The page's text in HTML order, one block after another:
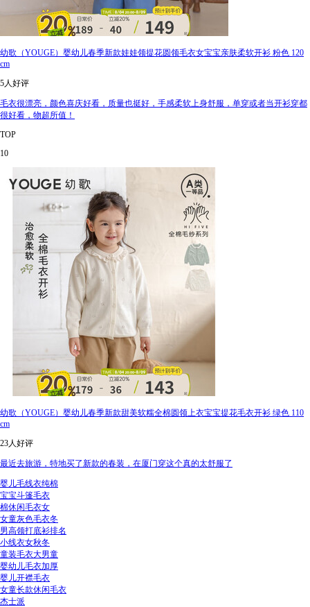
幼歌（YOUGE）婴幼儿春季新款娃娃领提花圆领毛衣女宝宝亲肤柔软开衫 粉色 120
cm
5人好评
毛衣很漂亮，颜色喜庆好看，质量也挺好，手感柔软上身舒服，单穿或者当开衫穿都
很好看，物超所值！
TOP
10
幼歌（YOUGE）婴幼儿春季新款甜美软糯全棉圆领上衣宝宝提花毛衣开衫 绿色 110
cm
23人好评
最近去旅游，特地买了新款的春装，在厦门穿这个真的太舒服了
婴儿毛线衣纯棉
宝宝斗篷毛衣
棉休闲毛衣女
女童灰色毛衣冬
男高领打底衫排名
小线衣女秋冬
童装毛衣大男童
婴幼儿毛衣加厚
婴儿开襟毛衣
女童长款休闲毛衣
杰士派